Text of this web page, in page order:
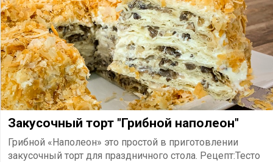
Закусочный торт "Грибной наполеон"
Грибной «Наполеон» это простой в приготовлении
закусочный торт для праздничного стола. Рецепт:Тесто